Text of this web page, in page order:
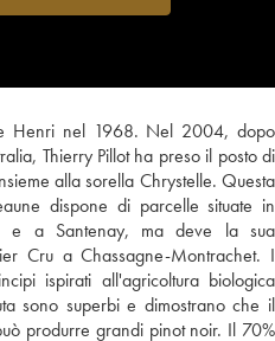
Henri nel 1968. Nel 2004, dopo
Thierry Pillot ha preso il posto di
alla sorella Chrystelle. Questa
dispone di parcelle situate in
e a Santenay, ma deve la sua
Cru a Chassagne-Montrachet. I
ispirati all'agricoltura biologica
sono superbi e dimostrano che il
produrre grandi pinot noir. Il 70%